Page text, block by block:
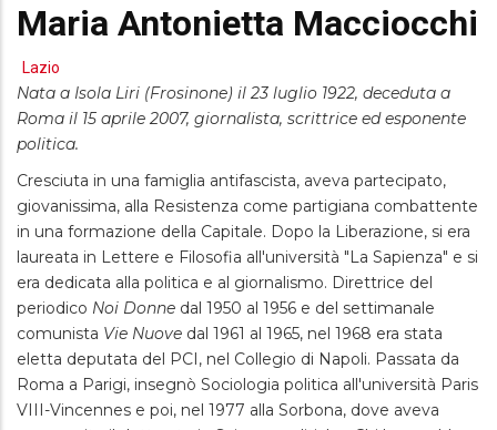
colloca la morte di Abderrahim Fakir"
Maria Antonietta Macciocchi
Lazio
Nata a Isola Liri (Frosinone) il 23 luglio 1922, deceduta a
Roma il 15 aprile 2007, giornalista, scrittrice ed esponente
politica.
Cresciuta in una famiglia antifascista, aveva partecipato,
giovanissima, alla Resistenza come partigiana combattente
in una formazione della Capitale. Dopo la Liberazione, si era
laureata in Lettere e Filosofia all'università "La Sapienza" e si
era dedicata alla politica e al giornalismo. Direttrice del
periodico Noi Donne dal 1950 al 1956 e del settimanale
comunista Vie Nuove dal 1961 al 1965, nel 1968 era stata
eletta deputata del PCI, nel Collegio di Napoli. Passata da
Roma a Parigi, insegnò Sociologia politica all'università Paris
VIII-Vincennes e poi, nel 1977 alla Sorbona, dove aveva